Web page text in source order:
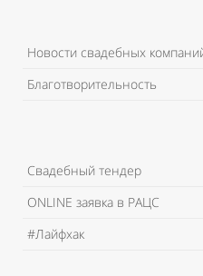
Новости свадебных
Благотворительность
Свадебный тендер
ONLINE заявка в РАЦС
#Лайфхак